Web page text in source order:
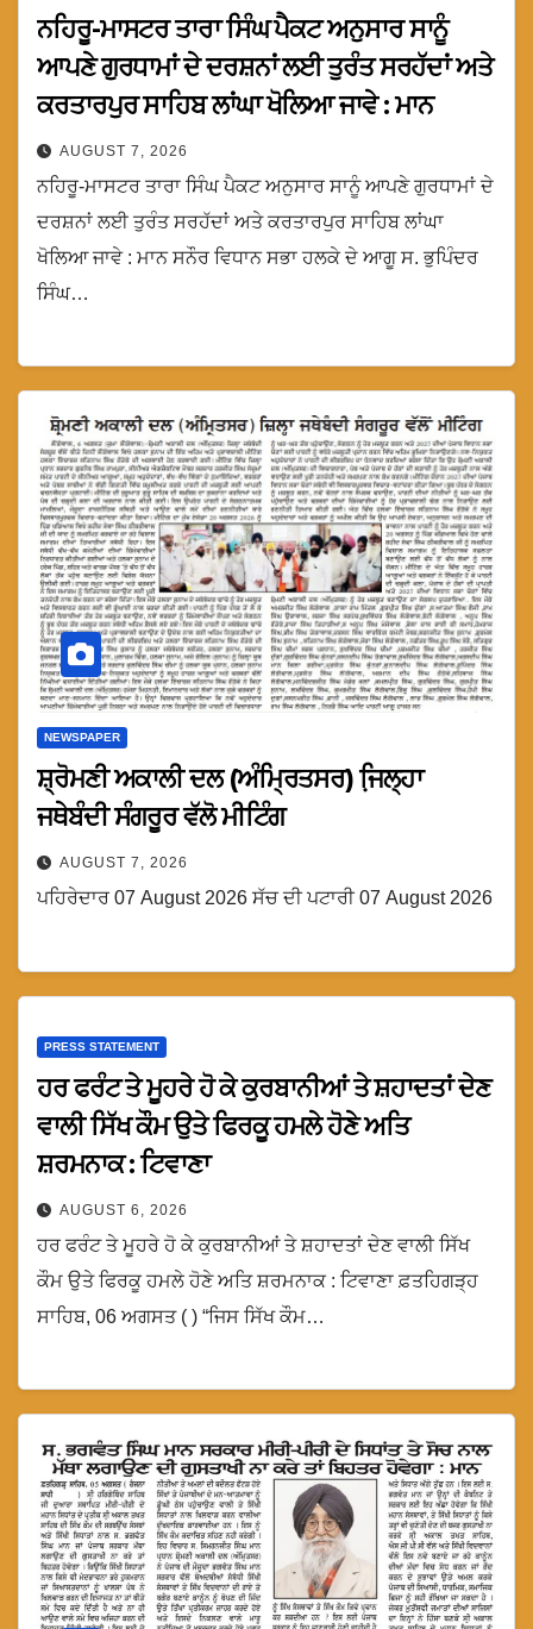
ਨਹਿਰੂ-ਮਾਸਟਰ ਤਾਰਾ ਸਿੰਘ ਪੈਕਟ ਅਨੁਸਾਰ ਸਾਨੂੰ
ਆਪਣੇ ਗੁਰਧਾਮਾਂ ਦੇ ਦਰਸ਼ਨਾਂ ਲਈ ਤੁਰੰਤ ਸਰਹੱਦਾਂ ਅਤੇ
ਕਰਤਾਰਪੁਰ ਸਾਹਿਬ ਲਾਂਘਾ ਖੋਲਿਆ ਜਾਵੇ : ਮਾਨ
AUGUST 7, 2026
ਨਹਿਰੂ-ਮਾਸਟਰ ਤਾਰਾ ਸਿੰਘ ਪੈਕਟ ਅਨੁਸਾਰ ਸਾਨੂੰ ਆਪਣੇ ਗੁਰਧਾਮਾਂ ਦੇ
ਦਰਸ਼ਨਾਂ ਲਈ ਤੁਰੰਤ ਸਰਹੱਦਾਂ ਅਤੇ ਕਰਤਾਰਪੁਰ ਸਾਹਿਬ ਲਾਂਘਾ
ਖੋਲਿਆ ਜਾਵੇ : ਮਾਨ ਸਨੌਰ ਵਿਧਾਨ ਸਭਾ ਹਲਕੇ ਦੇ ਆਗੂ ਸ. ਭੁਪਿੰਦਰ
ਸਿੰਘ…
NEWSPAPER
ਸ਼੍ਰੋਮਣੀ ਅਕਾਲੀ ਦਲ (ਅੰਮ੍ਰਿਤਸਰ) ਜਿ਼ਲ੍ਹਾ
ਜਥੇਬੰਦੀ ਸੰਗਰੂਰ ਵੱਲੋ ਮੀਟਿੰਗ
AUGUST 7, 2026
ਪਹਿਰੇਦਾਰ 07 August 2026 ਸੱਚ ਦੀ ਪਟਾਰੀ 07 August 2026
PRESS STATEMENT
ਹਰ ਫਰੰਟ ਤੇ ਮੂਹਰੇ ਹੋ ਕੇ ਕੁਰਬਾਨੀਆਂ ਤੇ ਸ਼ਹਾਦਤਾਂ ਦੇਣ
ਵਾਲੀ ਸਿੱਖ ਕੌਮ ਉਤੇ ਫਿਰਕੂ ਹਮਲੇ ਹੋਣੇ ਅਤਿ
ਸ਼ਰਮਨਾਕ : ਟਿਵਾਣਾ
AUGUST 6, 2026
ਹਰ ਫਰੰਟ ਤੇ ਮੂਹਰੇ ਹੋ ਕੇ ਕੁਰਬਾਨੀਆਂ ਤੇ ਸ਼ਹਾਦਤਾਂ ਦੇਣ ਵਾਲੀ ਸਿੱਖ
ਕੌਮ ਉਤੇ ਫਿਰਕੂ ਹਮਲੇ ਹੋਣੇ ਅਤਿ ਸ਼ਰਮਨਾਕ : ਟਿਵਾਣਾ ਫ਼ਤਹਿਗੜ੍ਹ
ਸਾਹਿਬ, 06 ਅਗਸਤ ( ) “ਜਿਸ ਸਿੱਖ ਕੌਮ…